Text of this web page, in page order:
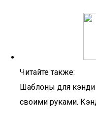
Читайте также:
Шаблоны для кэнди
своими руками.